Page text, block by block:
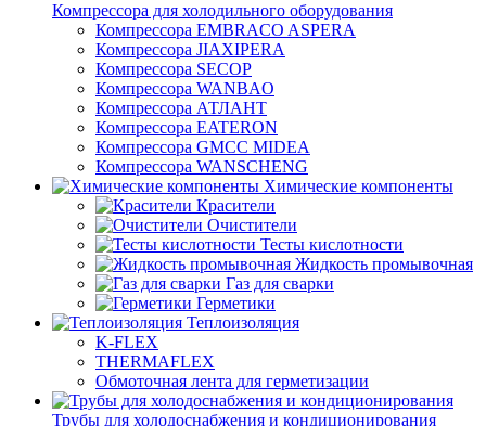
Компрессора для холодильного оборудования
Компрессора EMBRACO ASPERA
Компрессора JIAXIPERA
Компрессора SECOP
Компрессора WANBAO
Компрессора АТЛАНТ
Компрессора EATERON
Компрессора GMCC MIDEA
Компрессора WANSCHENG
Химические компоненты
Красители
Очистители
Тесты кислотности
Жидкость промывочная
Газ для сварки
Герметики
Теплоизоляция
K-FLEX
THERMAFLEX
Обмоточная лента для герметизации
Трубы для холодоснабжения и кондиционирования